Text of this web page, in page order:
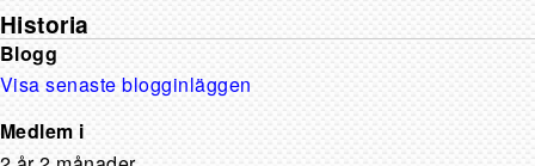
Historia
Blogg
Visa senaste blogginläggen
Medlem i